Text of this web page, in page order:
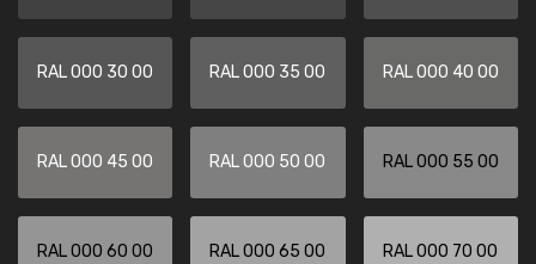
RAL 000 30 00 RAL 000 35 00 RAL 000 40 00
RAL 000 45 00 RAL 000 50 00 RAL 000 55 00
RAL 000 60 00 RAL 000 65 00 RAL 000 70 00